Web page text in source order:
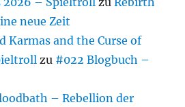
neue Zeit
Karmas and the Curse of
zu #022 Blogbuch –
– Rebellion der